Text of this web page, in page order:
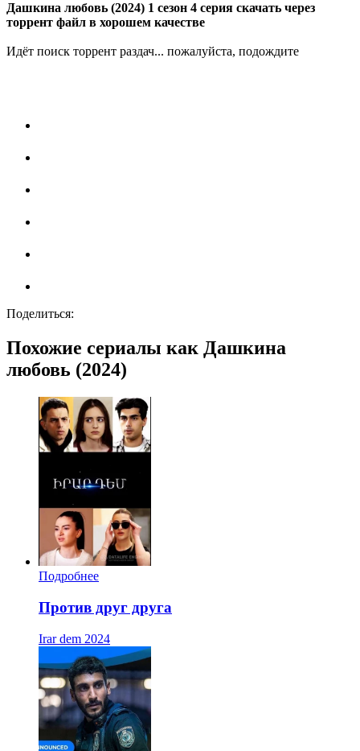
Дашкина любовь (2024) 1 сезон 4 серия скачать через
торрент файл в хорошем качестве
Идёт поиск торрент раздач... пожалуйста, подождите
Поделиться:
Похожие сериалы как Дашкина
любовь (2024)
Подробнее
Против друг друга
Irar dem 2024